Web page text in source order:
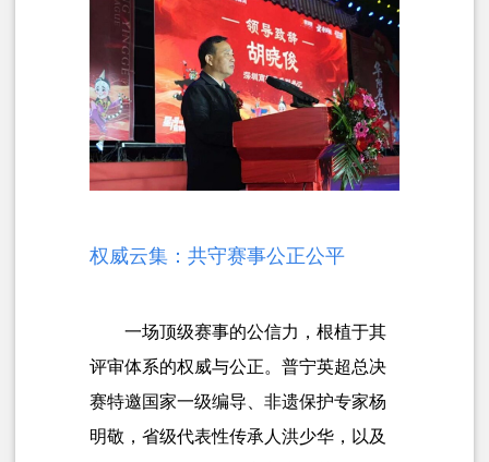
权威云集：共守赛事公正公平
一场顶级赛事的公信力，根植于其
评审体系的权威与公正。普宁英超总决
赛特邀国家一级编导、非遗保护专家杨
明敬，省级代表性传承人洪少华，以及